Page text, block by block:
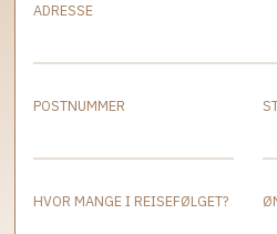
ADRESSE
POSTNUMMER
HVOR MANGE I REISEFØLGET?